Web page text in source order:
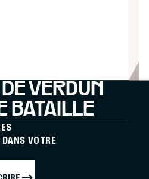
VERDUN
BATAILLE
VOTRE